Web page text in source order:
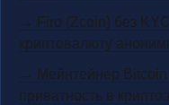
→ Firo (Zcoin) без
криптовалюту
→ Мейнтейнер Bitcoin
приватность в